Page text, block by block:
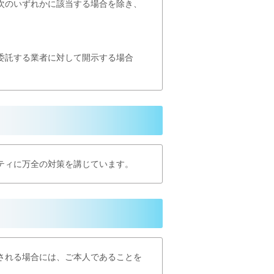
いずれかに該当する場合を除き、
する業者に対して開示する場合
に万全の対策を講じています。
る場合には、ご本人であることを